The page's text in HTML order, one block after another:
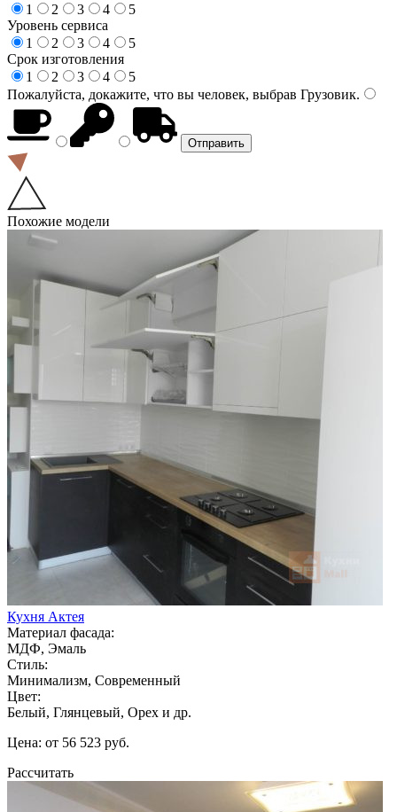
1
2 3 4
5
Уровень сервиса
1
2 3 4
5
Срок изготовления
1
2 3 4
5
Пожалуйста, докажите, что вы человек, выбрав Грузовик.
Похожие модели
Кухня Актея
Материал фасада:
МДФ, Эмаль
Стиль:
Минимализм, Современный
Цвет:
Белый, Глянцевый, Орех и др.
Цена: от 56 523 руб.
Рассчитать